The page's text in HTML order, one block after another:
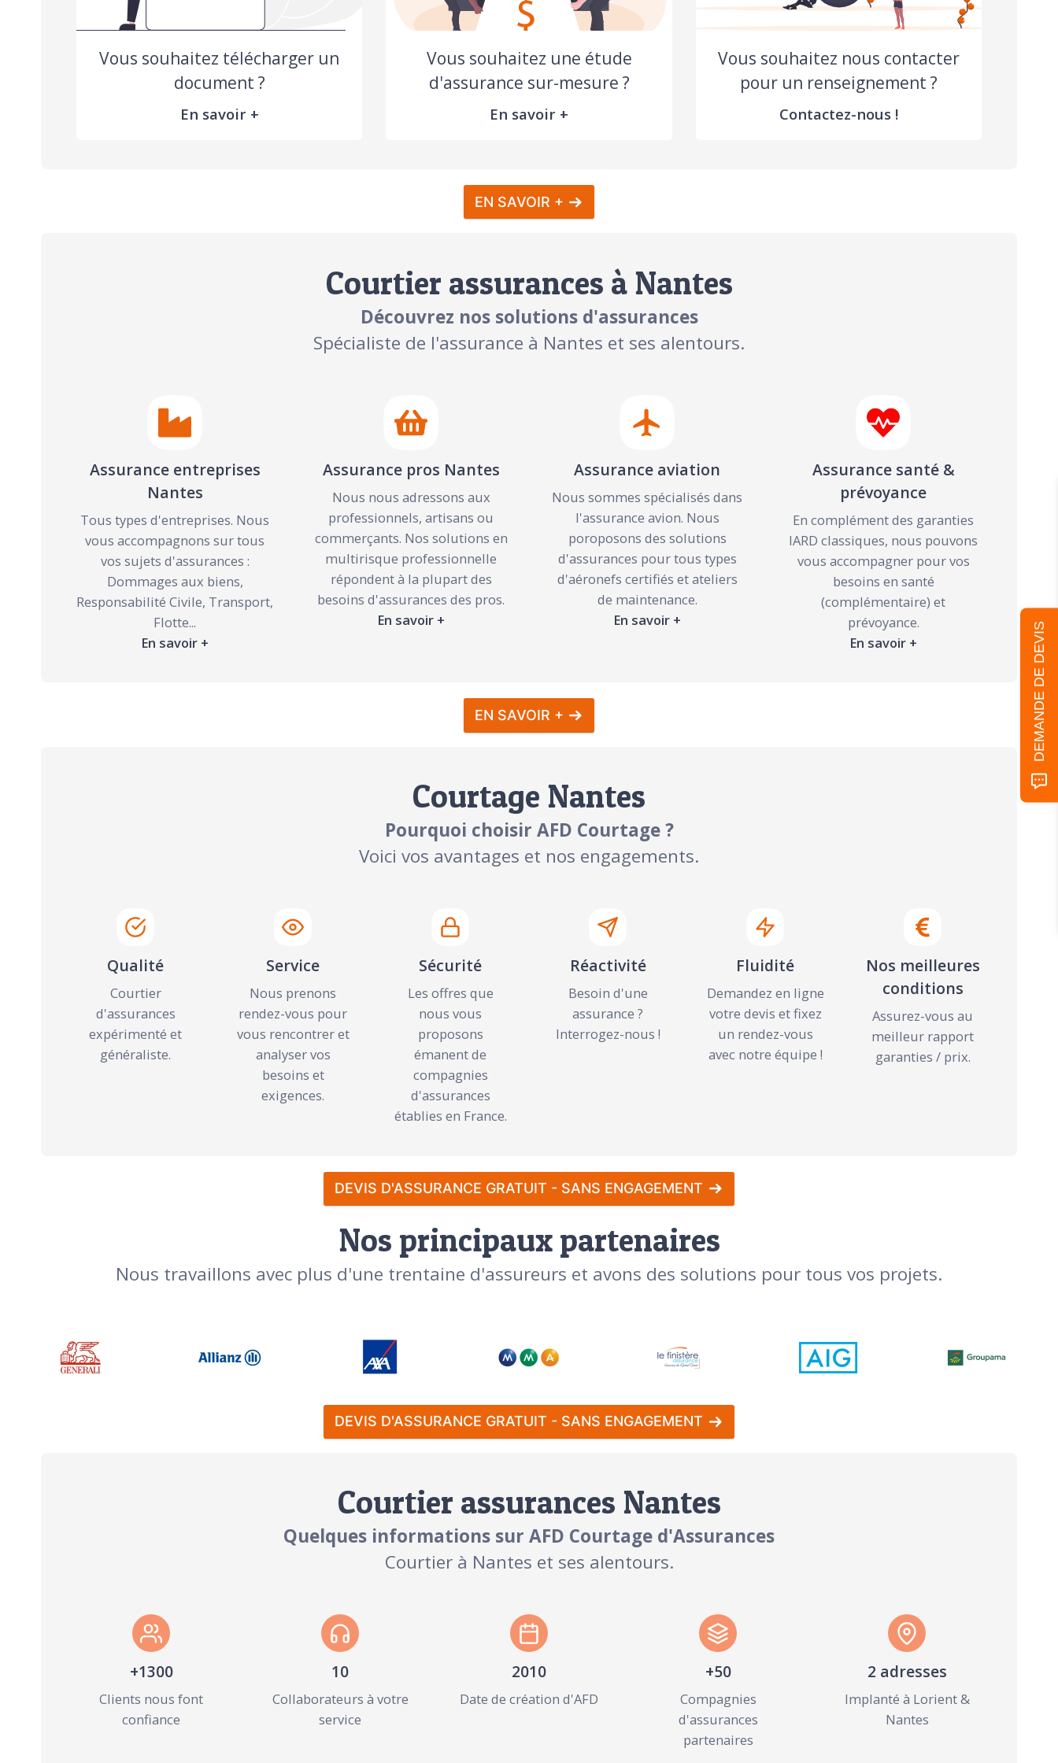
Vous souhaitez télécharger un
document ?
En savoir +
Vous souhaitez une étude
d'assurance sur-mesure ?
En savoir +
Vous souhaitez nous contacter
pour un renseignement ?
Contactez-nous !
EN SAVOIR +
Courtier assurances à Nantes
Découvrez nos solutions d'assurances
Spécialiste de l'assurance à Nantes et ses alentours.
Assurance entreprises
Nantes
Tous types d'entreprises. Nous
vous accompagnons sur tous
vos sujets d'assurances :
Dommages aux biens,
Responsabilité Civile, Transport,
Flotte...
En savoir +
Assurance pros Nantes
Nous nous adressons aux
professionnels, artisans ou
commerçants. Nos solutions en
multirisque professionnelle
répondent à la plupart des
besoins d'assurances des pros.
En savoir +
Assurance aviation
Nous sommes spécialisés dans
l'assurance avion. Nous
poroposons des solutions
d'assurances pour tous types
d'aéronefs certifiés et ateliers
de maintenance.
En savoir +
Assurance santé &
prévoyance
En complément des garanties
IARD classiques, nous pouvons
vous accompagner pour vos
besoins en santé
(complémentaire) et
prévoyance.
En savoir +
EN SAVOIR +
Courtage Nantes
Pourquoi choisir AFD Courtage ?
Voici vos avantages et nos engagements.
Qualité
Courtier
d'assurances
expérimenté et
généraliste.
Service
Nous prenons
rendez-vous pour
vous rencontrer et
analyser vos
besoins et
exigences.
Sécurité
Les offres que
nous vous
proposons
émanent de
compagnies
d'assurances
établies en France.
Réactivité
Besoin d'une
assurance ?
Interrogez-nous !
Fluidité
Demandez en ligne
votre devis et fixez
un rendez-vous
avec notre équipe !
Nos meilleures
conditions
Assurez-vous au
meilleur rapport
garanties / prix.
DEVIS D'ASSURANCE GRATUIT - SANS ENGAGEMENT
Nos principaux partenaires
Nous travaillons avec plus d'une trentaine d'assureurs et avons des solutions pour tous vos projets.
DEVIS D'ASSURANCE GRATUIT - SANS ENGAGEMENT
Courtier assurances Nantes
Quelques informations sur AFD Courtage d'Assurances
Courtier à Nantes et ses alentours.
+1300
Clients nous font
confiance
10
Collaborateurs à votre
service
2010
Date de création d'AFD
+50
Compagnies
d'assurances
partenaires
2 adresses
Implanté à Lorient &
Nantes
DEMANDE DE DEVIS